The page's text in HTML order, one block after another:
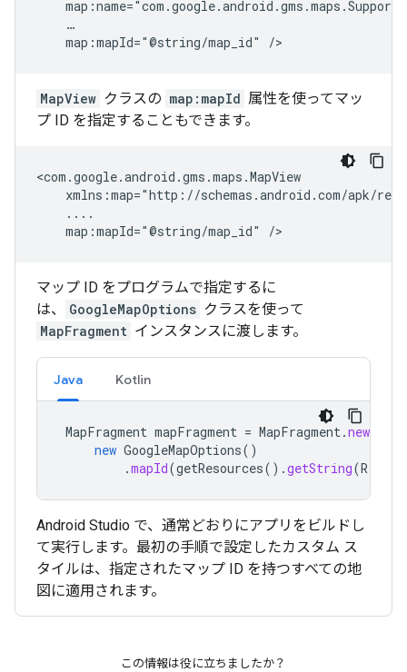
map:mapId="@string/map_id"
MapView クラスの map:mapId 属性を使ってマッ
プ ID を指定することもできます。
map:mapId="@string/map_id"
マップ ID をプログラムで指定するに
は、
GoogleMapOptions クラスを使って
MapFragment インスタンスに渡します。
Java Kotlin
MapFragment mapFragment = MapFragment.
new GoogleMapOptions()
.mapId(getResources().getString(R
Android Studio で、通常どおりにアプリをビルドし
て実行します。最初の手順で設定したカスタム ス
タイルは、指定されたマップ ID を持つすべての地
図に適用されます。
この情報は役に立ちましたか？